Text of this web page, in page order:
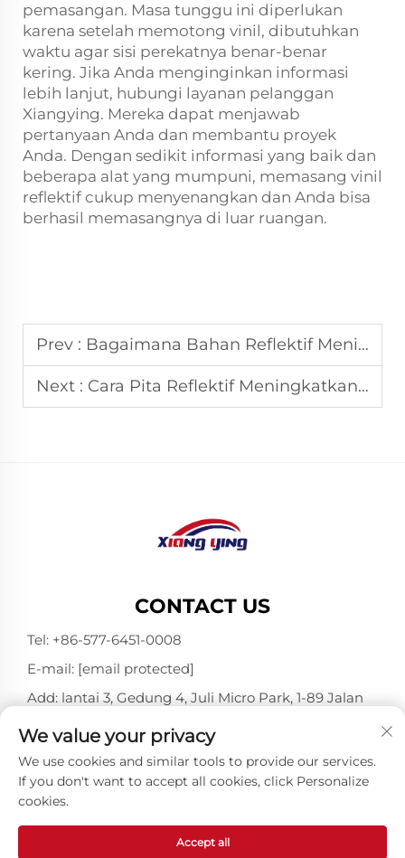
pemasangan. Masa tunggu ini diperlukan
karena setelah memotong vinil, dibutuhkan
waktu agar sisi perekatnya benar-benar
kering. Jika Anda menginginkan informasi
lebih lanjut, hubungi layanan pelanggan
Xiangying. Mereka dapat menjawab
pertanyaan Anda dan membantu proyek
Anda. Dengan sedikit informasi yang baik dan
beberapa alat yang mumpuni, memasang vinil
reflektif cukup menyenangkan dan Anda bisa
berhasil memasangnya di luar ruangan.
Prev : Bagaimana Bahan Reflektif Meningkatkan Visibilitas di Lokasi Konstruksi?
Next : Cara Pita Reflektif Meningkatkan Keselamatan Lalu Lintas Jalan Raya
CONTACT US
Tel: +86-577-6451-0008
E-mail: [email protected]
Add: lantai 3, Gedung 4, Juli Micro Park, 1-89 Jalan
325802
Hak Cipta © Wenzhou Xiangying Reflective Materials
Science Technology Co., Ltd. Seluruh Hak Dilindungi
Undang-undang -Privacy Policy
We value your privacy
We use cookies and similar tools to provide our services.
If you don't want to accept all cookies, click Personalize
cookies.
Accept all